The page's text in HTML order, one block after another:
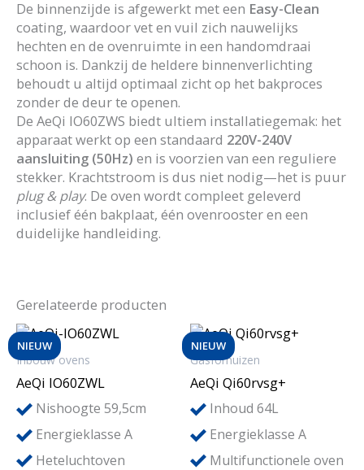
De binnenzijde is afgewerkt met een Easy-Clean
coating, waardoor vet en vuil zich nauwelijks
hechten en de ovenruimte in een handomdraai
schoon is. Dankzij de heldere binnenverlichting
behoudt u altijd optimaal zicht op het bakproces
zonder de deur te openen.
De AeQi IO60ZWS biedt ultiem installatiegemak: het
apparaat werkt op een standaard 220V-240V
aansluiting (50Hz) en is voorzien van een reguliere
stekker. Krachtstroom is dus niet nodig—het is puur
plug & play. De oven wordt compleet geleverd
inclusief één bakplaat, één ovenrooster en een
duidelijke handleiding.
Gerelateerde producten
NIEUW
Inbouw ovens
AeQi IO60ZWL
Nishoogte 59,5cm
Energieklasse A
Heteluchtoven
NIEUW
Gasfornuizen
AeQi Qi60rvsg+
Inhoud 64L
Energieklasse A
Multifunctionele oven